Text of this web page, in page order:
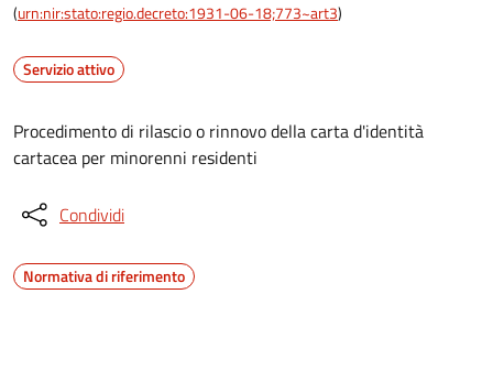
(urn:nir:stato:regio.decreto:1931-06-18;773~art3)
Servizio attivo
Procedimento di rilascio o rinnovo della carta d'identità
cartacea per minorenni residenti
Condividi
Normativa di riferimento